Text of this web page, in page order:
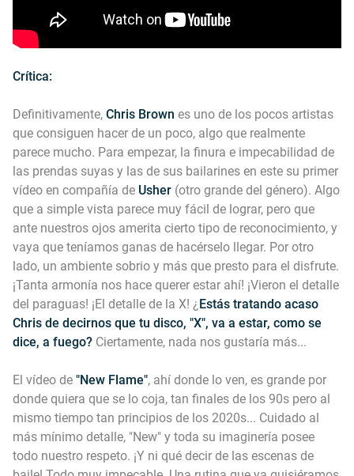
Crítica:
Definitivamente, Chris Brown es uno de los pocos artistas
que consiguen hacer de un poco, algo que realmente
parece mucho. Para empezar, la finura e impecabilidad de
las prendas suyas y las de sus bailarines en este su primer
vídeo en compañía de Usher (otro grande del género). Algo
que a simple vista parece muy fácil de lograr, pero que
ante nuestros ojos amerita cierto tipo de reconocimiento, y
vaya que teníamos ganas de hacérselo llegar. Por otro
lado, un ambiente sobrio y más que presto para el disfrute.
¡Tanta armonía nos hace querer estar ahí! ¡Vieron el detalle
del paraguas! ¡El detalle de la X! ¿ Estás tratando acaso
Chris de decirnos que tu disco, "X", va a estar, como se
dice, a fuego? Ciertamente, nada nos gustaría más...
El vídeo de "New Flame", ahí donde lo ven, es grande por
donde quiera que se lo coja, tan finales de los 90s pero al
mismo tiempo tan principios de los 2020s... Cuidado al
más mínimo detalle, "New" y toda su imaginería posee
todo nuestro respeto. ¡Y ni qué decir de las escenas de